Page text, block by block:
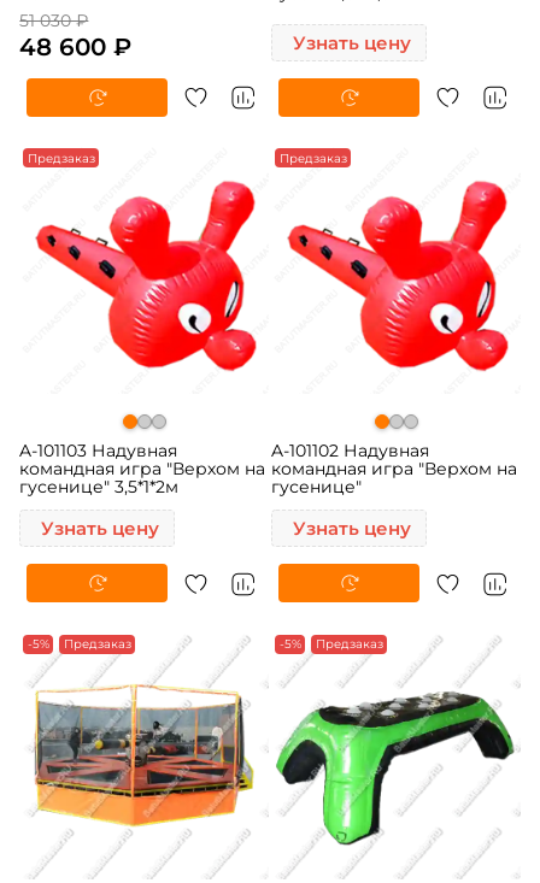
51 030 ₽
48 600 ₽ Узнать цену
Предзаказ
A-101103 Надувная
командная игра "Верхом на
гусенице" 3,5*1*2м
Узнать цену
Предзаказ
A-101102 Надувная
командная игра "Верхом на
гусенице"
Узнать цену
-5% Предзаказ -5% Предзаказ